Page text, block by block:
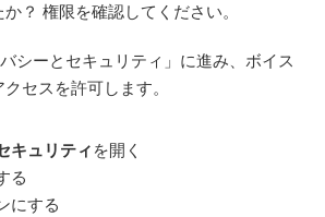
？ 権限を確認してください。
シーとセキュリティ」に進み、ボイス
セスを許可します。
キュリティ を開く
る
にする